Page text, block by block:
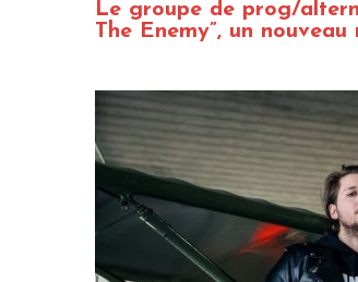
Le groupe de prog/
The Enemy”, un